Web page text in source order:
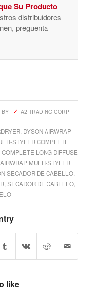
Su Producto
distribuidores
preguenta
BY A2 TRADING CORP
, DYSON AIRWRAP
STYLER COMPLETE
LONG DIFFUSE
MULTI-STYLER
SECADOR DE CABELLO,
,SECADOR DE CABELLO,
like